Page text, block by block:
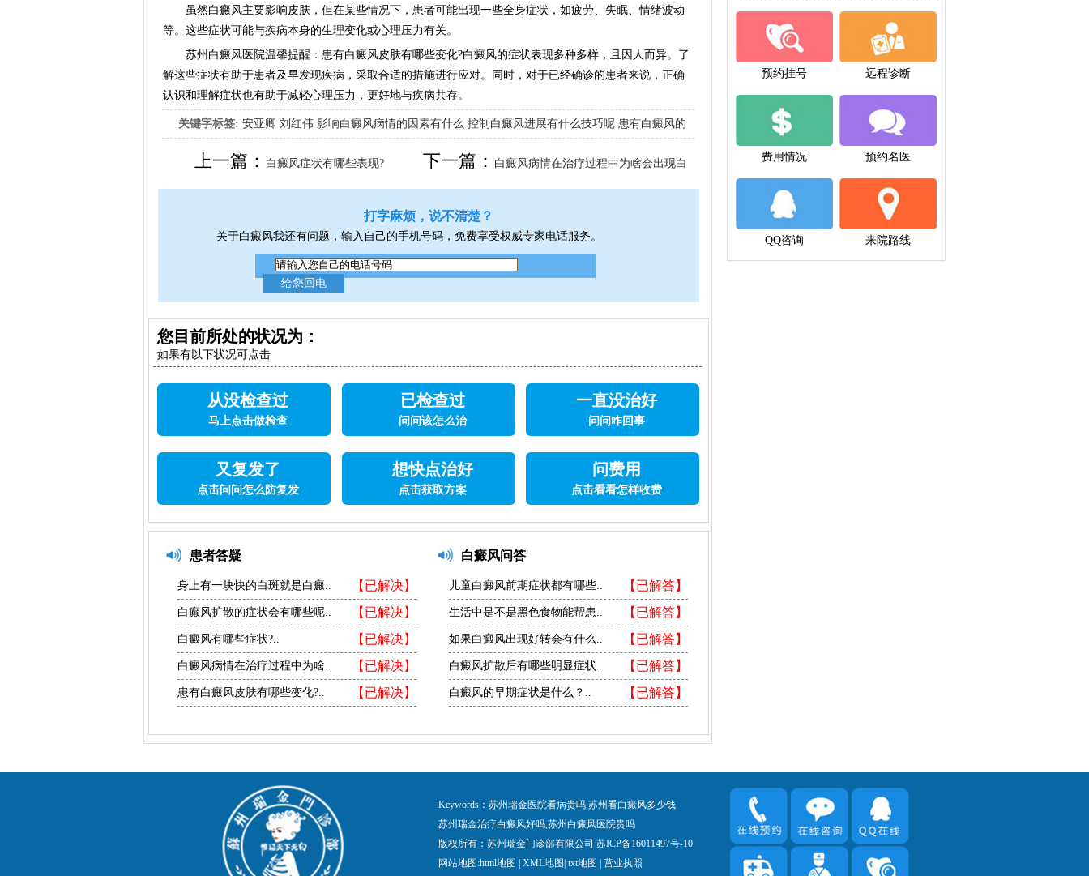
虽然白癜风主要影响皮肤，但在某些情况下，患者可能出现一些全身症状，如疲劳、失眠、情绪波动
等。这些症状可能与疾病本身的生理变化或心理压力有关。
苏州白癜风医院温馨提醒：患有白癜风皮肤有哪些变化?白癜风的症状表现多种多样，且因人而异。了
解这些症状有助于患者及早发现疾病，采取合适的措施进行应对。同时，对于已经确诊的患者来说，正确
认识和理解症状也有助于减轻心理压力，更好地与疾病共存。
关键字标签: 安亚卿 刘红伟 影响白癜风病情的因素有什么 控制白癜风进展有什么技巧呢 患有白癜风的
女生应该如何治疗呢
上一篇： 白癜风症状有哪些表现? 下一篇： 白癜风病情在治疗过程中为啥会出现白
斑扩散的现象?
打字麻烦，说不清楚？
关于白癜风我还有问题，输入自己的手机号码，免费享受权威专家电话服务。
您目前所处的状况为：
如果有以下状况可点击
从没检查过
马上点击做检查
已检查过
问问该怎么治
一直没治好
问问咋回事
又复发了
点击问问怎么防复发
想快点治好
点击获取方案
问费用
点击看看怎样收费
患者答疑
【已解决】
身上有一块快的白斑就是白癜..
【已解决】
白癫风扩散的症状会有哪些呢..
【已解决】
白癜风有哪些症状?..
【已解决】
白癜风病情在治疗过程中为啥..
【已解决】
患有白癜风皮肤有哪些变化?..
白癜风问答
【已解答】
儿童白癜风前期症状都有哪些..
【已解答】
生活中是不是黑色食物能帮患..
【已解答】
如果白癜风出现好转会有什么..
【已解答】
白癜风扩散后有哪些明显症状..
【已解答】
白癜风的早期症状是什么？..
预约挂号 远程诊断
费用情况 预约名医
QQ咨询 来院路线
Keywords：苏州瑞金医院看病贵吗,苏州看白癜风多少钱
苏州瑞金治疗白癜风好吗,苏州白癜风医院贵吗
版权所有：苏州瑞金门诊部有限公司 苏ICP备16011497号-10
网站地图:html地图 XML地图 txt地图 营业执照